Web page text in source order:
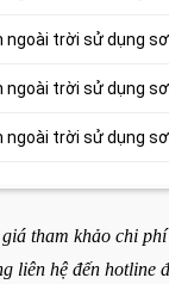
ngoài trời sử dụng
ngoài trời sử dụng
ngoài trời sử dụng
tham khảo chi
liên hệ đến hotline